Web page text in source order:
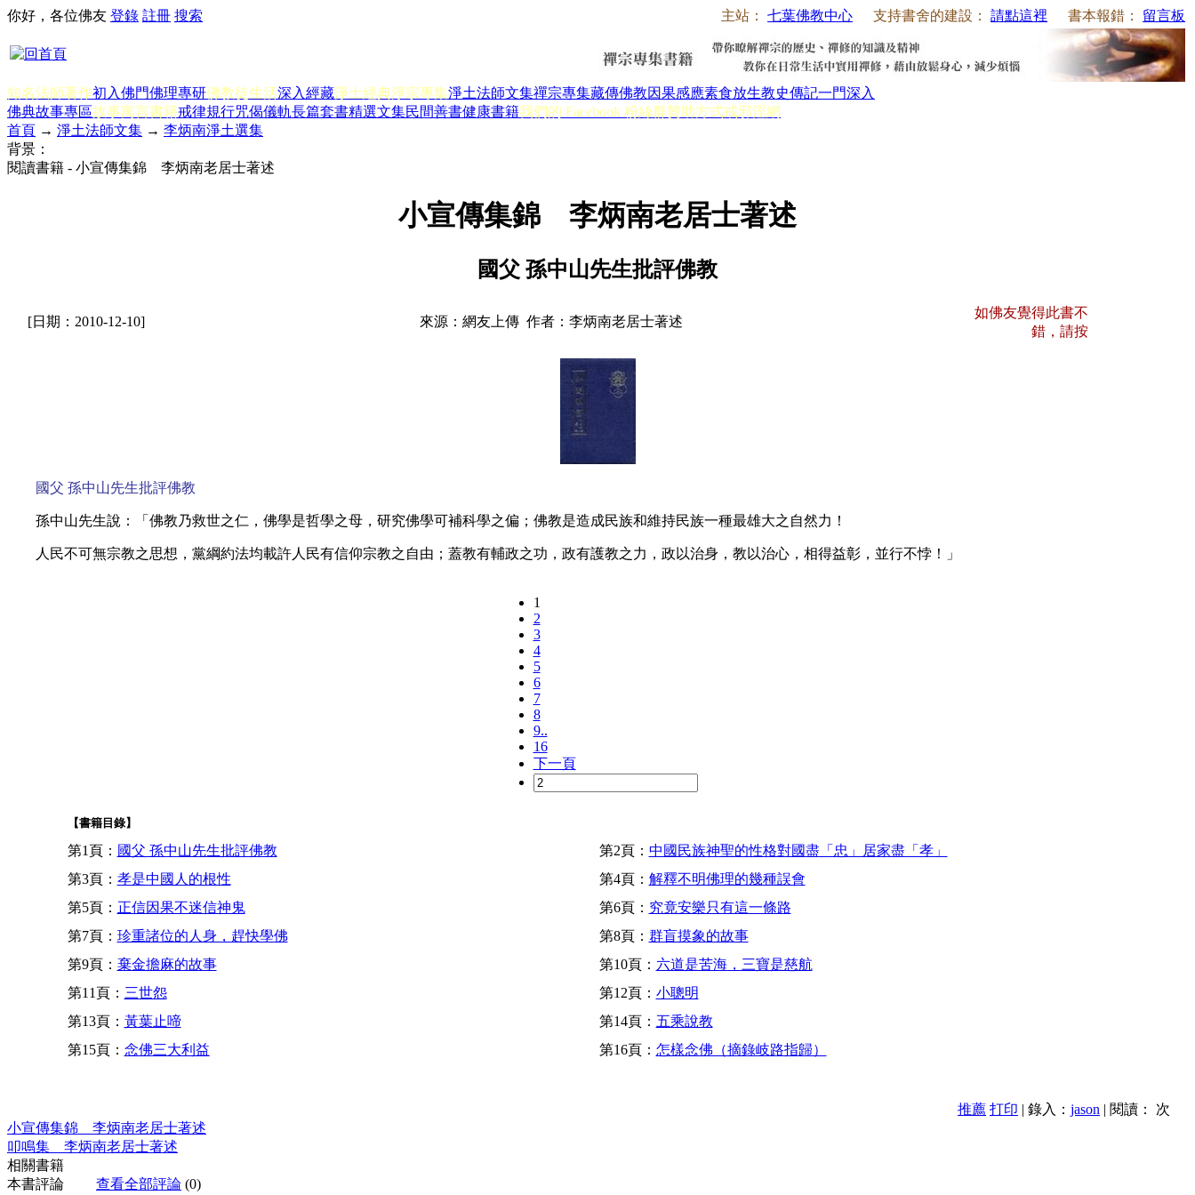
主站： 七葉佛教中心 支持書舍的建設： 請點這裡 書本報錯： 留言板
你好，各位佛友 登錄 註冊 搜索
知名法師著作初入佛門佛理專研佛教徒生活深入經藏淨土經典淨宗專集淨土法師文集禪宗專集藏傳佛教因果感應素食放生教史傳記一門深入
佛典故事專區故事寓言書籍戒律規行咒偈儀軌長篇套書精選文集民間善書健康書籍我們的 Facebook 粉絲群贊助方式戒邪淫網
首頁 → 淨土法師文集 → 李炳南淨土選集
背景：
閱讀書籍 - 小宣傳集錦 李炳南老居士著述
小宣傳集錦 李炳南老居士著述
國父 孫中山先生批評佛教
[日期：2010-12-10] 來源：網友上傳 作者：李炳南老居士著述
如佛友覺得此書不
錯，請按
國父 孫中山先生批評佛教
孫中山先生說：「佛教乃救世之仁，佛學是哲學之母，研究佛學可補科學之偏；佛教是造成民族和維持民族一種最雄大之自然力！
人民不可無宗教之思想，黨綱約法均載許人民有信仰宗教之自由；蓋教有輔政之功，政有護教之力，政以治身，教以治心，相得益彰，並行不悖！」
1
2
3
4
5
6
7
8
9..
16
下一頁
【書籍目錄】
第1頁： 國父 孫中山先生批評佛教 第2頁： 中國民族神聖的性格對國盡「忠」居家盡「孝」
第3頁： 孝是中國人的根性 第4頁： 解釋不明佛理的幾種誤會
第5頁： 正信因果不迷信神鬼 第6頁： 究竟安樂只有這一條路
第7頁： 珍重諸位的人身，趕快學佛 第8頁： 群盲摸象的故事
第9頁： 棄金擔麻的故事 第10頁： 六道是苦海，三寶是慈航
第11頁： 三世怨 第12頁： 小聰明
第13頁： 黃葉止啼 第14頁： 五乘說教
第15頁： 念佛三大利益 第16頁： 怎樣念佛（摘錄岐路指歸）
推薦 打印 | 錄入： jason | 閱讀：
次
小宣傳集錦 李炳南老居士著述
叩鳴集 李炳南老居士著述
相關書籍
本書評論
查看全部評論 (0)